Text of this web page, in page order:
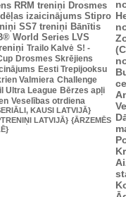
RRM treniņi Drosmes
izaicinājums Stipro
SS7 treniņi Bānītis
World Series LVS
Trailo Kalvė S! -
Drosmes Skrējiens
Eesti Trepijooksu
Valmiera Challenge
Ultra League Bērzes apļi
Veselības otrdiena
KAUSI LATVIJĀ}
LATVIJĀ} {ĀRZEMĒS